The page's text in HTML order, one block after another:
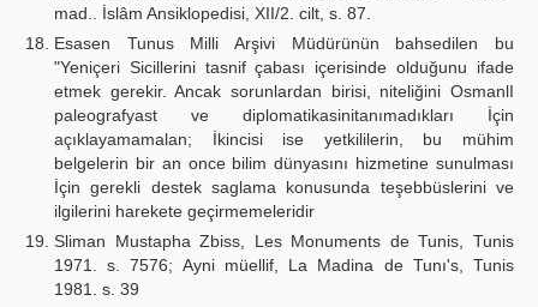
mad.. İslâm Ansiklopedisi, XII/2. cilt, s. 87.
Esasen Tunus Milli Arşivi Müdürünün bahsedilen bu
"Yeniçeri Sicillerini tasnif çabası içerisinde olduğunu ifade
etmek gerekir. Ancak sorunlardan birisi, niteliğini OsmanlI
paleografyast ve diplomatikasinitanımadıkları İçin
açıklayamamalan; İkincisi ise yetkililerin, bu mühim
belgelerin bir an once bilim dünyasını hizmetine sunulması
İçin gerekli destek saglama konusunda teşebbüslerini ve
ilgilerini harekete geçirmemeleridir
Sliman Mustapha Zbiss, Les Monuments de Tunis, Tunis
1971. s. 7576; Ayni müellif, La Madina de Tunı's, Tunis
1981. s. 39